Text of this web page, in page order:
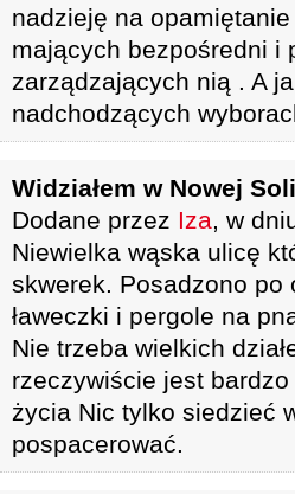
nadzieję na
mających bezpośredni i
zarządzających nią . A
nadchodzących
Widziałem w Nowej Soli
Dodane przez Iza, w
Niewielka wąska ulicę
skwerek. Posadzono po
ławeczki i pergole na
Nie trzeba wielkich
rzeczywiście jest
życia Nic tylko siedzieć
pospacerować.